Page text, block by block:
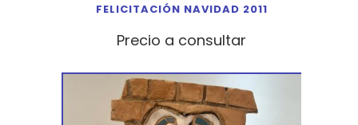
FELICITACIÓN NAVIDAD 2011
Precio a consultar